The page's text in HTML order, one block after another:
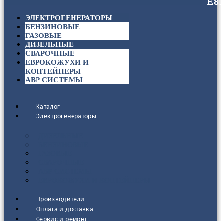
ЭЛЕКТРОГЕНЕРАТОРЫ
БЕНЗИНОВЫЕ
ГАЗОВЫЕ
ДИЗЕЛЬНЫЕ
СВАРОЧНЫЕ
ЕВРОКОЖУХИ И
КОНТЕЙНЕРЫ
АВР СИСТЕМЫ
Каталог
Электрогенераторы
Производители
Оплата и доставка
Сервис и ремонт